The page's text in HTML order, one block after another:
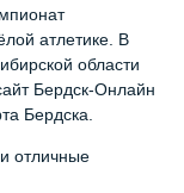
атлетике. В
области
Бердск-Онлайн
Бердска.
отличные